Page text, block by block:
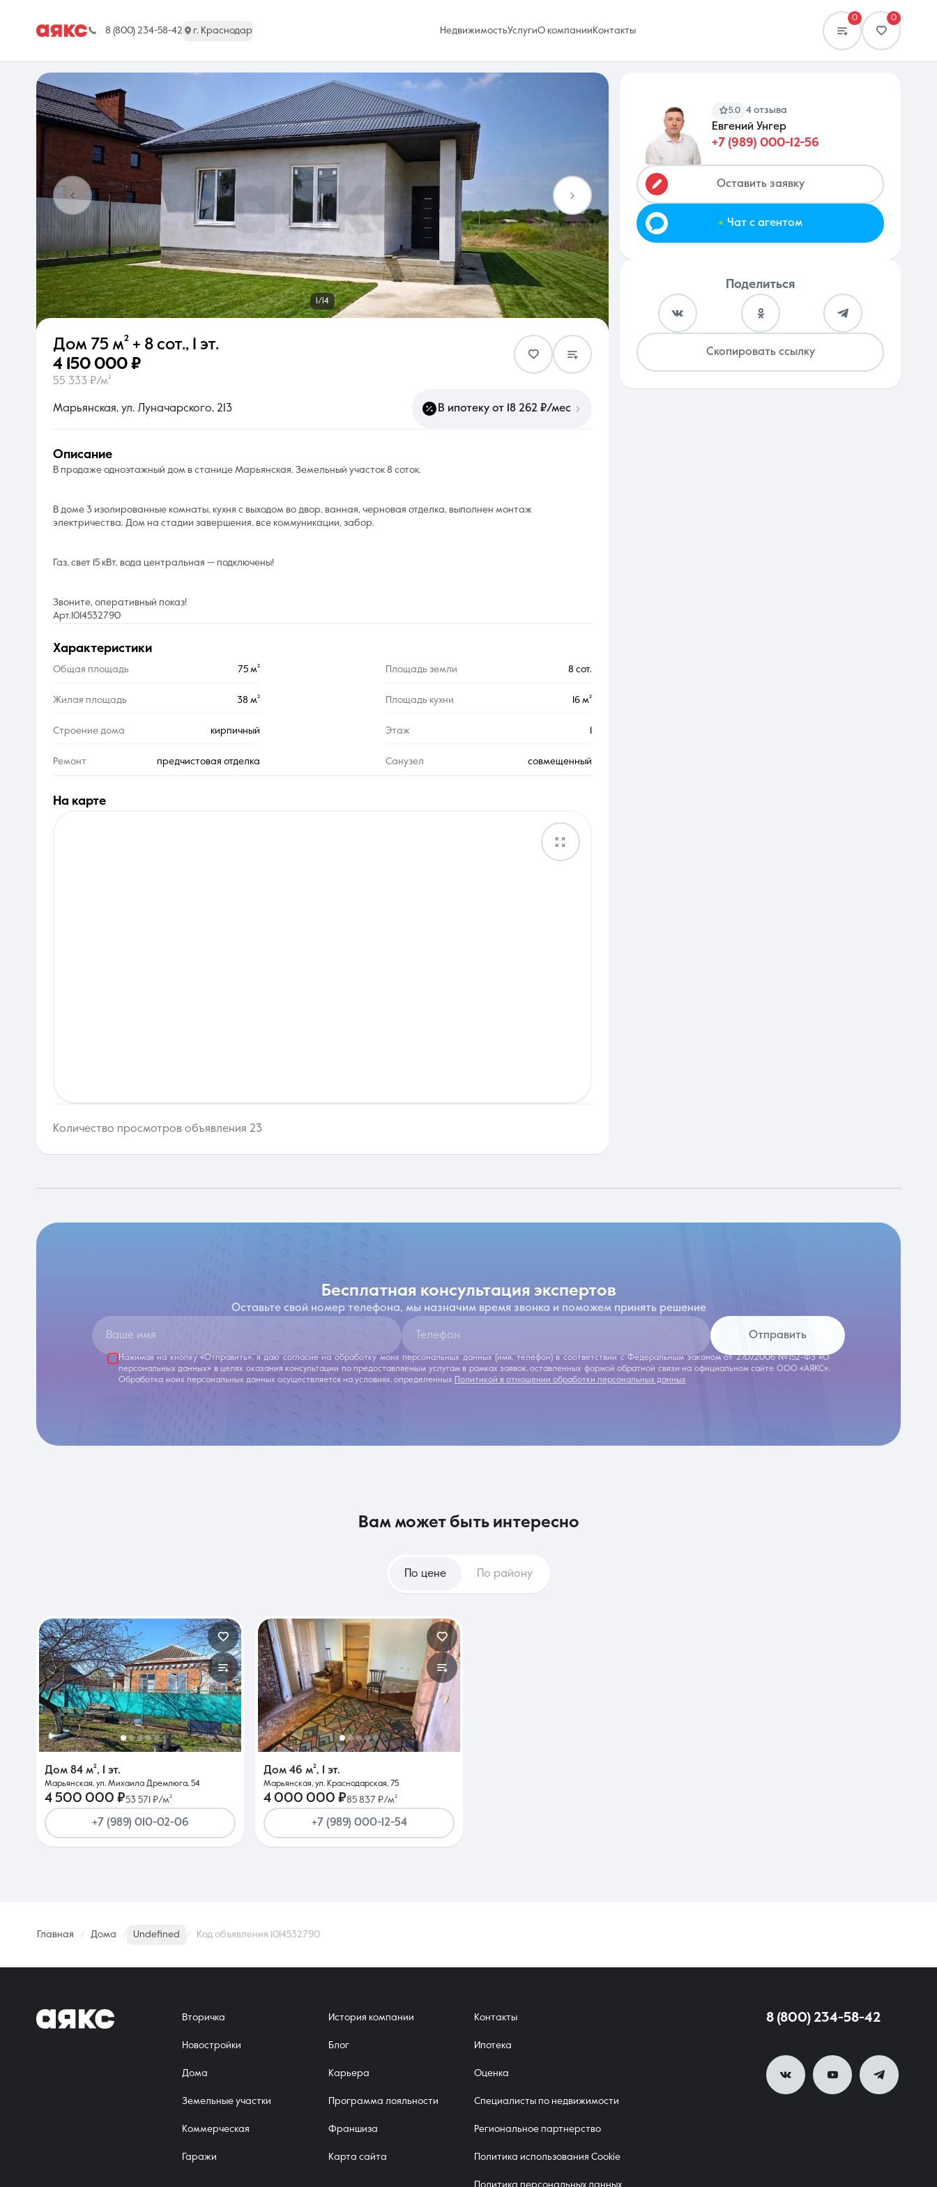
8 (800) 234-58-42 г. Краснодар НедвижимостьУслугиО компании Контакты
0 0
г. Краснодар Сравнение
Недвижимость Услуги
О компании Контакты
8 (861) 297-00-00
1/14
Дом 75 м² + 8 сот.,
1 эт.
4 150 000 ₽
55 333 ₽/м²
Марьянская, ул. Луначарского, 213 В ипотеку от 18 262 ₽/мес
характеристики
Общая площадь 75 м² Площадь земли 8 сот.
Жилая площадь 38 м² Площадь кухни 16 м²
Строение дома кирпичный Этаж
Ремонт предчистовая отделка Санузел совмещенный
описание
B продаже одноэтажный дом в станице Mаpьянская. Земельный участок 8 соток.
В доме 3 изолированные комнаты, кухня с выходом во двор, ванная, черновая отделка, выполнен монтаж
электричества. Дом на стадии завершения, все коммуникации, забор.
Газ, свет 15 кВт, вода центральная — подключены!
Звоните, оперативный показ!
Арт.1014532790
на карте
Количество просмотров объявления 23
5.0 4 отзыва
Евгений Унгер
+7 (989) 000-12-56
Оставить заявку
. Чат с агентом
Поделиться
Скопировать ссылку
бесплатная консультация экспертов
Оставьте свой номер телефона, мы назначим время звонка и поможем принять решение
Ваше имя Телефон Отправить
Нажимая на кнопку «Отправить», я даю согласие на обработку моих персональных данных (имя, телефон) в соответствии с Федеральным законом от 27.07.2006 №152-ФЗ «О
персональных данных» в целях оказания консультации по предоставляемым услугам в рамках заявок, оставленных формой обратной связи на официальном сайте ООО «АЯКС».
Обработка моих персональных данных осуществляется на условиях, определенных Политикой в отношении обработки персональных данных
вам может быть интересно
По цене По району
Дом 84 м², 1 эт.
Марьянская, ул. Михаила Дремлюга, 54
4 500 000 ₽53 571 ₽/м²
+7 (989) 010-02-06
Дом 46 м², 1 эт.
Марьянская, ул. Краснодарская, 75
4 000 000 ₽85 837 ₽/м²
+7 (989) 000-12-54
Главная Дома Undefined Код объявления 1014532790
Вторичка
Новостройки
Дома
Земельные участки
Коммерческая
Гаражи
История компании
Блог
Карьера
Программа лояльности
Франшиза
Карта сайта
Контакты
Ипотека
Оценка
Специалисты по недвижимости
Региональное партнерство
Политика использования Cookie
8 (800) 234-58-42